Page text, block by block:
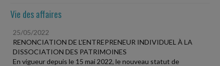
Vie des affaires
25/05/2022
RENONCIATION DE L'ENTREPRENEUR INDIVIDUEL À LA
DISSOCIATION DES PATRIMOINES
En vigueur depuis le 15 mai 2022, le nouveau statut de